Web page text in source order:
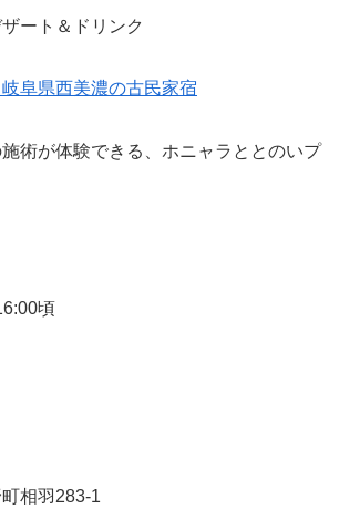
ート＆ドリンク
阜県西美濃の古民家宿
術が体験できる、ホニャラととのいプ
頃
相羽283-1